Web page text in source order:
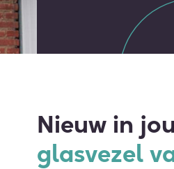
Nieuw in
glasvezel